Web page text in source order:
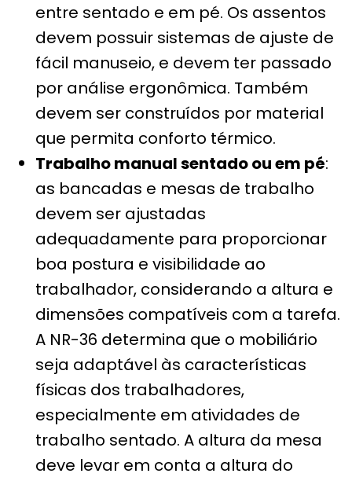
entre sentado e em pé. Os assentos
devem possuir sistemas de ajuste de
fácil manuseio, e devem ter passado
por análise ergonômica. Também
devem ser construídos por material
que permita conforto térmico.
Trabalho manual sentado ou em pé:
as bancadas e mesas de trabalho
devem ser ajustadas
adequadamente para proporcionar
boa postura e visibilidade ao
trabalhador, considerando a altura e
dimensões compatíveis com a tarefa.
A NR-36 determina que o mobiliário
seja adaptável às características
físicas dos trabalhadores,
especialmente em atividades de
trabalho sentado. A altura da mesa
deve levar em conta a altura do